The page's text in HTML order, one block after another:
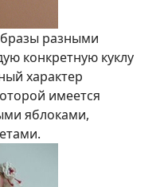
разными
конкретную куклу
характер
имеется
яблоками,